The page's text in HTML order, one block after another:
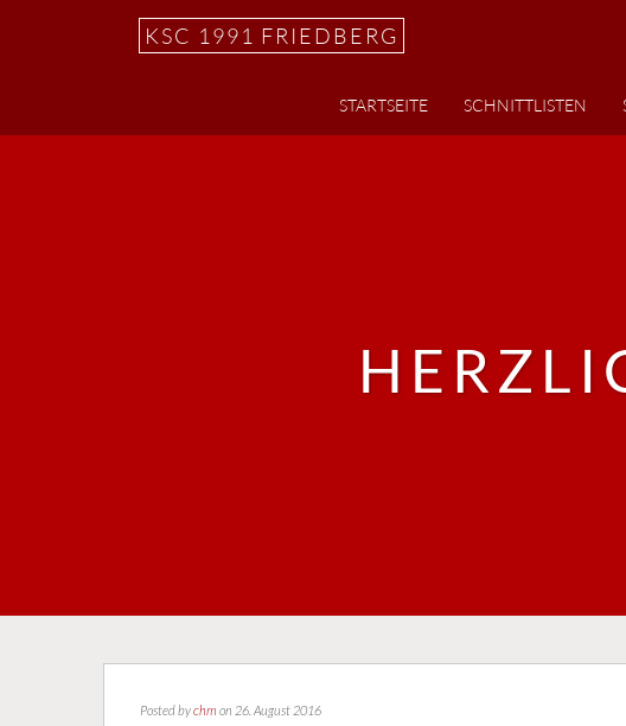
KSC 1991 FRIEDBERG
STARTSEITE SCHNITTLISTEN
Posted bychm on 26. August 2016